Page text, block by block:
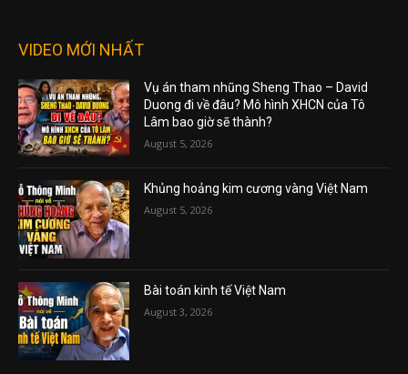
VIDEO MỚI NHẤT
Vụ án tham nhũng Sheng Thao – David
Duong đi về đâu? Mô hình XHCN của Tô
Lâm bao giờ sẽ thành?
August 5, 2026
Khủng hoảng kim cương vàng Việt Nam
August 5, 2026
Bài toán kinh tế Việt Nam
August 3, 2026